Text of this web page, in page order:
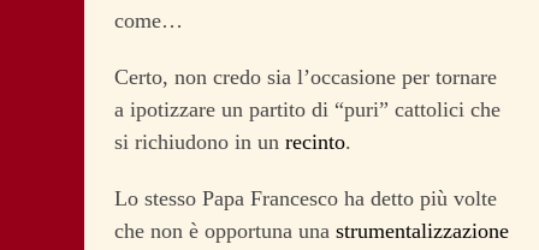
come…
Certo, non credo sia l’occasione per tornare
a ipotizzare un partito di “puri” cattolici che
si richiudono in un recinto.
Lo stesso Papa Francesco ha detto più volte
che non è opportuna una strumentalizzazione